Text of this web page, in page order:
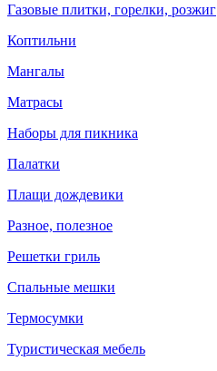
Газовые плитки, горелки, розжиг
Коптильни
Мангалы
Матрасы
Наборы для пикника
Палатки
Плащи дождевики
Разное, полезное
Решетки гриль
Спальные мешки
Термосумки
Туристическая мебель